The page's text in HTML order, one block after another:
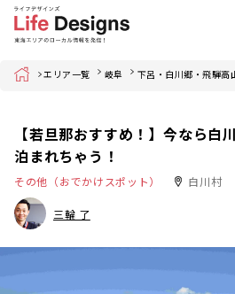
Home エリア一覧 岐阜 下呂・白川郷・飛騨高
【若旦那おすすめ！】今なら白
泊まれちゃう！
その他（おでかけスポット） 白川村
三輪 了